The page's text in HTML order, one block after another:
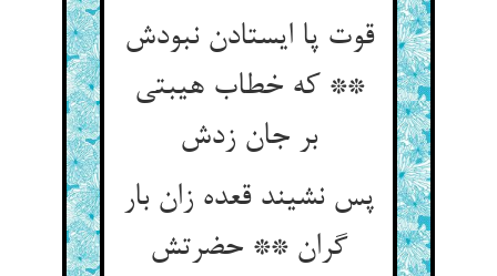
قوت پا ایستادن نبودش
** که خطاب هیبتی
بر جان زدش
پس نشیند قعده زان بار
گران ** حضرتش